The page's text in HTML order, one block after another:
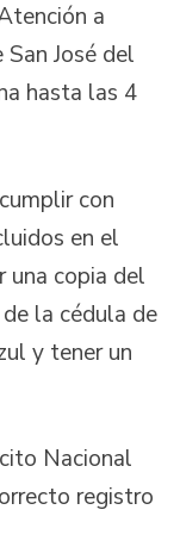
a
José del
hasta las 4
con
en el
una copia del
la cédula de
y tener un
Nacional
registro